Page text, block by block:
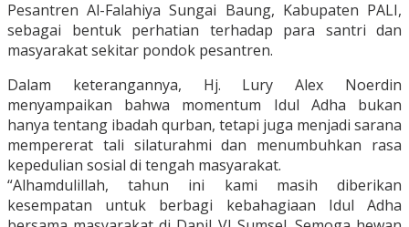
Pesantren Al-Falahiya Sungai Baung, Kabupaten PALI,
sebagai bentuk perhatian terhadap para santri dan
masyarakat sekitar pondok pesantren.
Dalam keterangannya, Hj. Lury Alex Noerdin
menyampaikan bahwa momentum Idul Adha bukan
hanya tentang ibadah qurban, tetapi juga menjadi sarana
mempererat tali silaturahmi dan menumbuhkan rasa
kepedulian sosial di tengah masyarakat.
“Alhamdulillah, tahun ini kami masih diberikan
kesempatan untuk berbagi kebahagiaan Idul Adha